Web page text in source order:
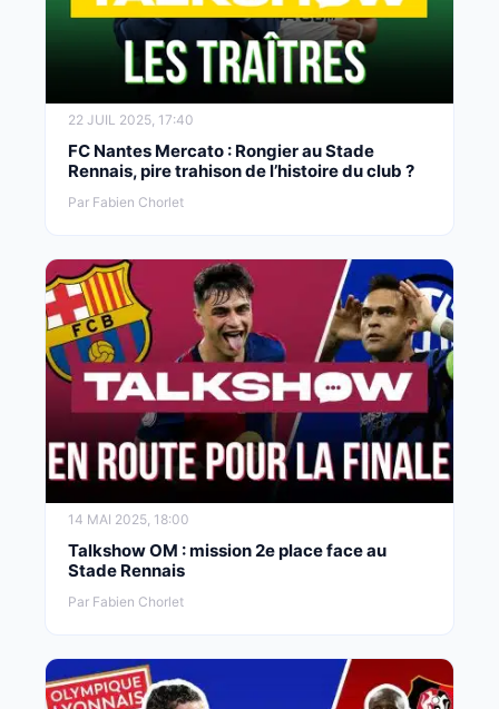
22 JUIL 2025, 17:40
FC Nantes Mercato : Rongier au Stade
Rennais, pire trahison de l’histoire du club ?
Par Fabien Chorlet
14 MAI 2025, 18:00
Talkshow OM : mission 2e place face au
Stade Rennais
Par Fabien Chorlet